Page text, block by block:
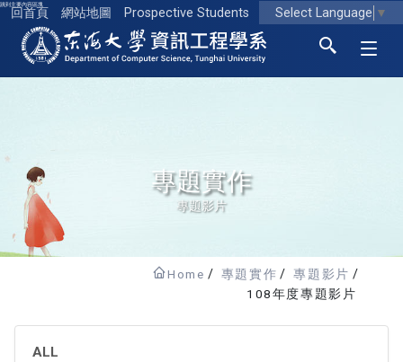
跳到主要內容區塊
回首頁 網站地圖 Prospective Students Select Language ▼
東海大學logo
專題實作
專題影片
Home 專題實作
專題影片
108年度專題影片
ALL